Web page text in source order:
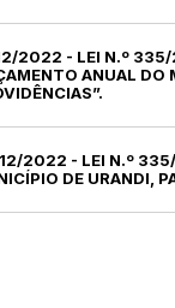
2022 - LEI N.º 335/
ANUAL DO
2022 - LEI N.º 335/
DE URANDI,